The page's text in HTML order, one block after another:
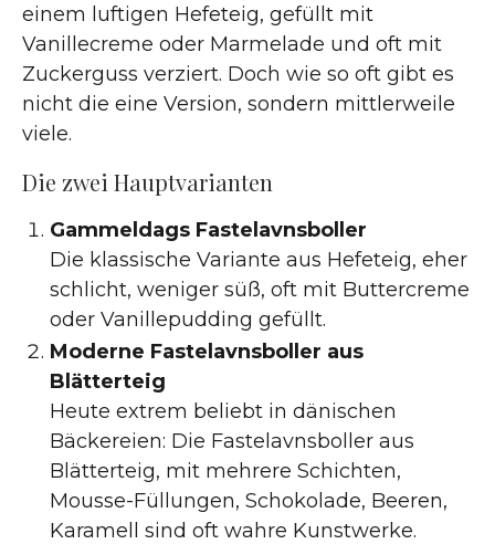
einem luftigen Hefeteig, gefüllt mit
Vanillecreme oder Marmelade und oft mit
Zuckerguss verziert. Doch wie so oft gibt es
nicht die eine Version, sondern mittlerweile
viele.
Die zwei Hauptvarianten
Gammeldags Fastelavnsboller
Die klassische Variante aus Hefeteig, eher
schlicht, weniger süß, oft mit Buttercreme
oder Vanillepudding gefüllt.
Moderne Fastelavnsboller aus
Blätterteig
Heute extrem beliebt in dänischen
Bäckereien: Die Fastelavnsboller aus
Blätterteig, mit mehrere Schichten,
Mousse-Füllungen, Schokolade, Beeren,
Karamell sind oft wahre Kunstwerke.